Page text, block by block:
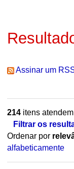
Assinar um
214itens
Filtrar os
Ordenar por
alfabeticamente